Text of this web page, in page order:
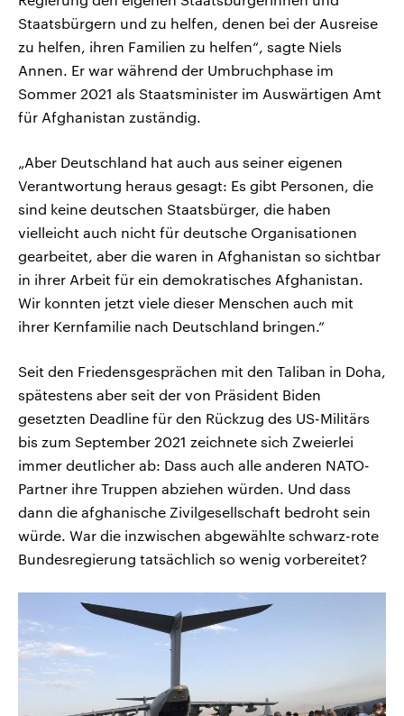
Staatsbürgern und zu helfen, denen bei der Ausreise
zu helfen, ihren Familien zu helfen“, sagte Niels
Annen. Er war während der Umbruchphase im
Sommer 2021 als Staatsminister im Auswärtigen Amt
für Afghanistan zuständig.
„Aber Deutschland hat auch aus seiner eigenen
Verantwortung heraus gesagt: Es gibt Personen, die
sind keine deutschen Staatsbürger, die haben
vielleicht auch nicht für deutsche Organisationen
gearbeitet, aber die waren in Afghanistan so sichtbar
in ihrer Arbeit für ein demokratisches Afghanistan.
Wir konnten jetzt viele dieser Menschen auch mit
ihrer Kernfamilie nach Deutschland bringen.“
Seit den Friedensgesprächen mit den Taliban in Doha,
spätestens aber seit der von Präsident Biden
gesetzten Deadline für den Rückzug des US-Militärs
bis zum September 2021 zeichnete sich Zweierlei
immer deutlicher ab: Dass auch alle anderen NATO-
Partner ihre Truppen abziehen würden. Und dass
dann die afghanische Zivilgesellschaft bedroht sein
würde. War die inzwischen abgewählte schwarz-rote
Bundesregierung tatsächlich so wenig vorbereitet?